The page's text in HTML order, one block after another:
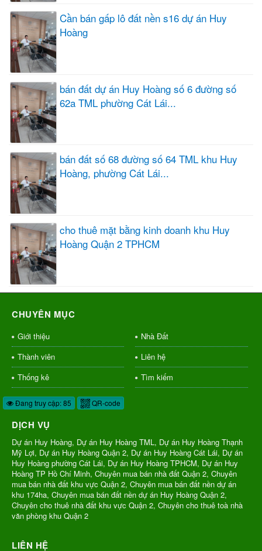
Cần bán gấp lô đất nền s16 dự án Huy
Hoàng
bán đất dự án Huy Hoàng số 6 đường số
62a TML phường Cát Lái...
bán đất số 68 đường số 64 TML khu Huy
Hoàng, phường Cát Lái...
cho thuê mặt bằng kinh doanh khu Huy
Hoàng Quận 2 TPHCM
CHUYÊN MỤC
Giới thiệu
Nhà Đất
Thành viên
Liên hệ
Thống kê
Tìm kiếm
Đang truy cập: 85 QR-code
DỊCH VỤ
Dự án Huy Hoàng, Dự án Huy Hoàng TML, Dự án Huy Hoàng Thạnh
Mỹ Lợi, Dự án Huy Hoàng Quận 2, Dự án Huy Hoàng Cát Lái, Dự án
Huy Hoàng phường Cát Lái, Dự án Huy Hoàng TPHCM, Dự án Huy
Hoàng TP Hồ Chí Minh, Chuyên mua bán nhà đất Quận 2, Chuyên
mua bán nhà đất khu vực Quận 2, Chuyên mua bán đất nền dự án
khu 174ha, Chuyên mua bán đất nền dự án Huy Hoàng Quận 2,
Chuyên cho thuê nhà đất khu vực Quận 2, Chuyên cho thuê toà nhà
văn phòng khu Quận 2
LIÊN HỆ